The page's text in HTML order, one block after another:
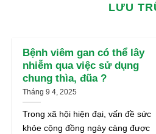
LƯU
Bệnh viêm gan có thể lây
nhiễm qua việc sử dụng
chung thìa, đũa ?
Tháng 9 4, 2025
Trong xã hội hiện đại, vấn đề sức
khỏe cộng đồng ngày càng được